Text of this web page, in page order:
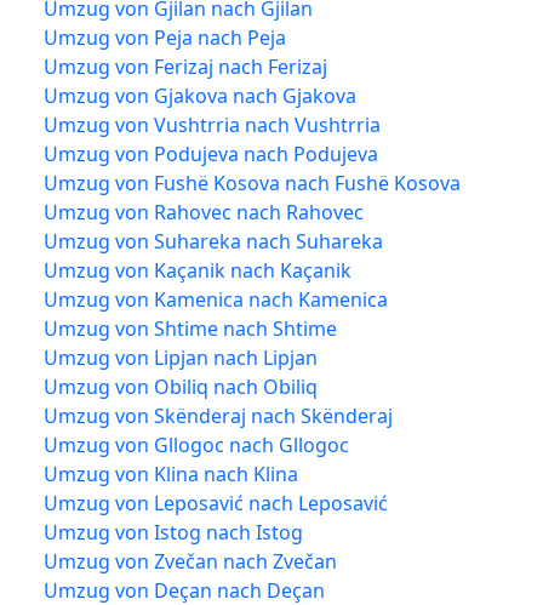
Umzug von Gjilan nach Gjilan
Umzug von Peja nach Peja
Umzug von Ferizaj nach Ferizaj
Umzug von Gjakova nach Gjakova
Umzug von Vushtrria nach Vushtrria
Umzug von Podujeva nach Podujeva
Umzug von Fushë Kosova nach Fushë Kosova
Umzug von Rahovec nach Rahovec
Umzug von Suhareka nach Suhareka
Umzug von Kaçanik nach Kaçanik
Umzug von Kamenica nach Kamenica
Umzug von Shtime nach Shtime
Umzug von Lipjan nach Lipjan
Umzug von Obiliq nach Obiliq
Umzug von Skënderaj nach Skënderaj
Umzug von Gllogoc nach Gllogoc
Umzug von Klina nach Klina
Umzug von Leposavić nach Leposavić
Umzug von Istog nach Istog
Umzug von Zvečan nach Zvečan
Umzug von Deçan nach Deçan